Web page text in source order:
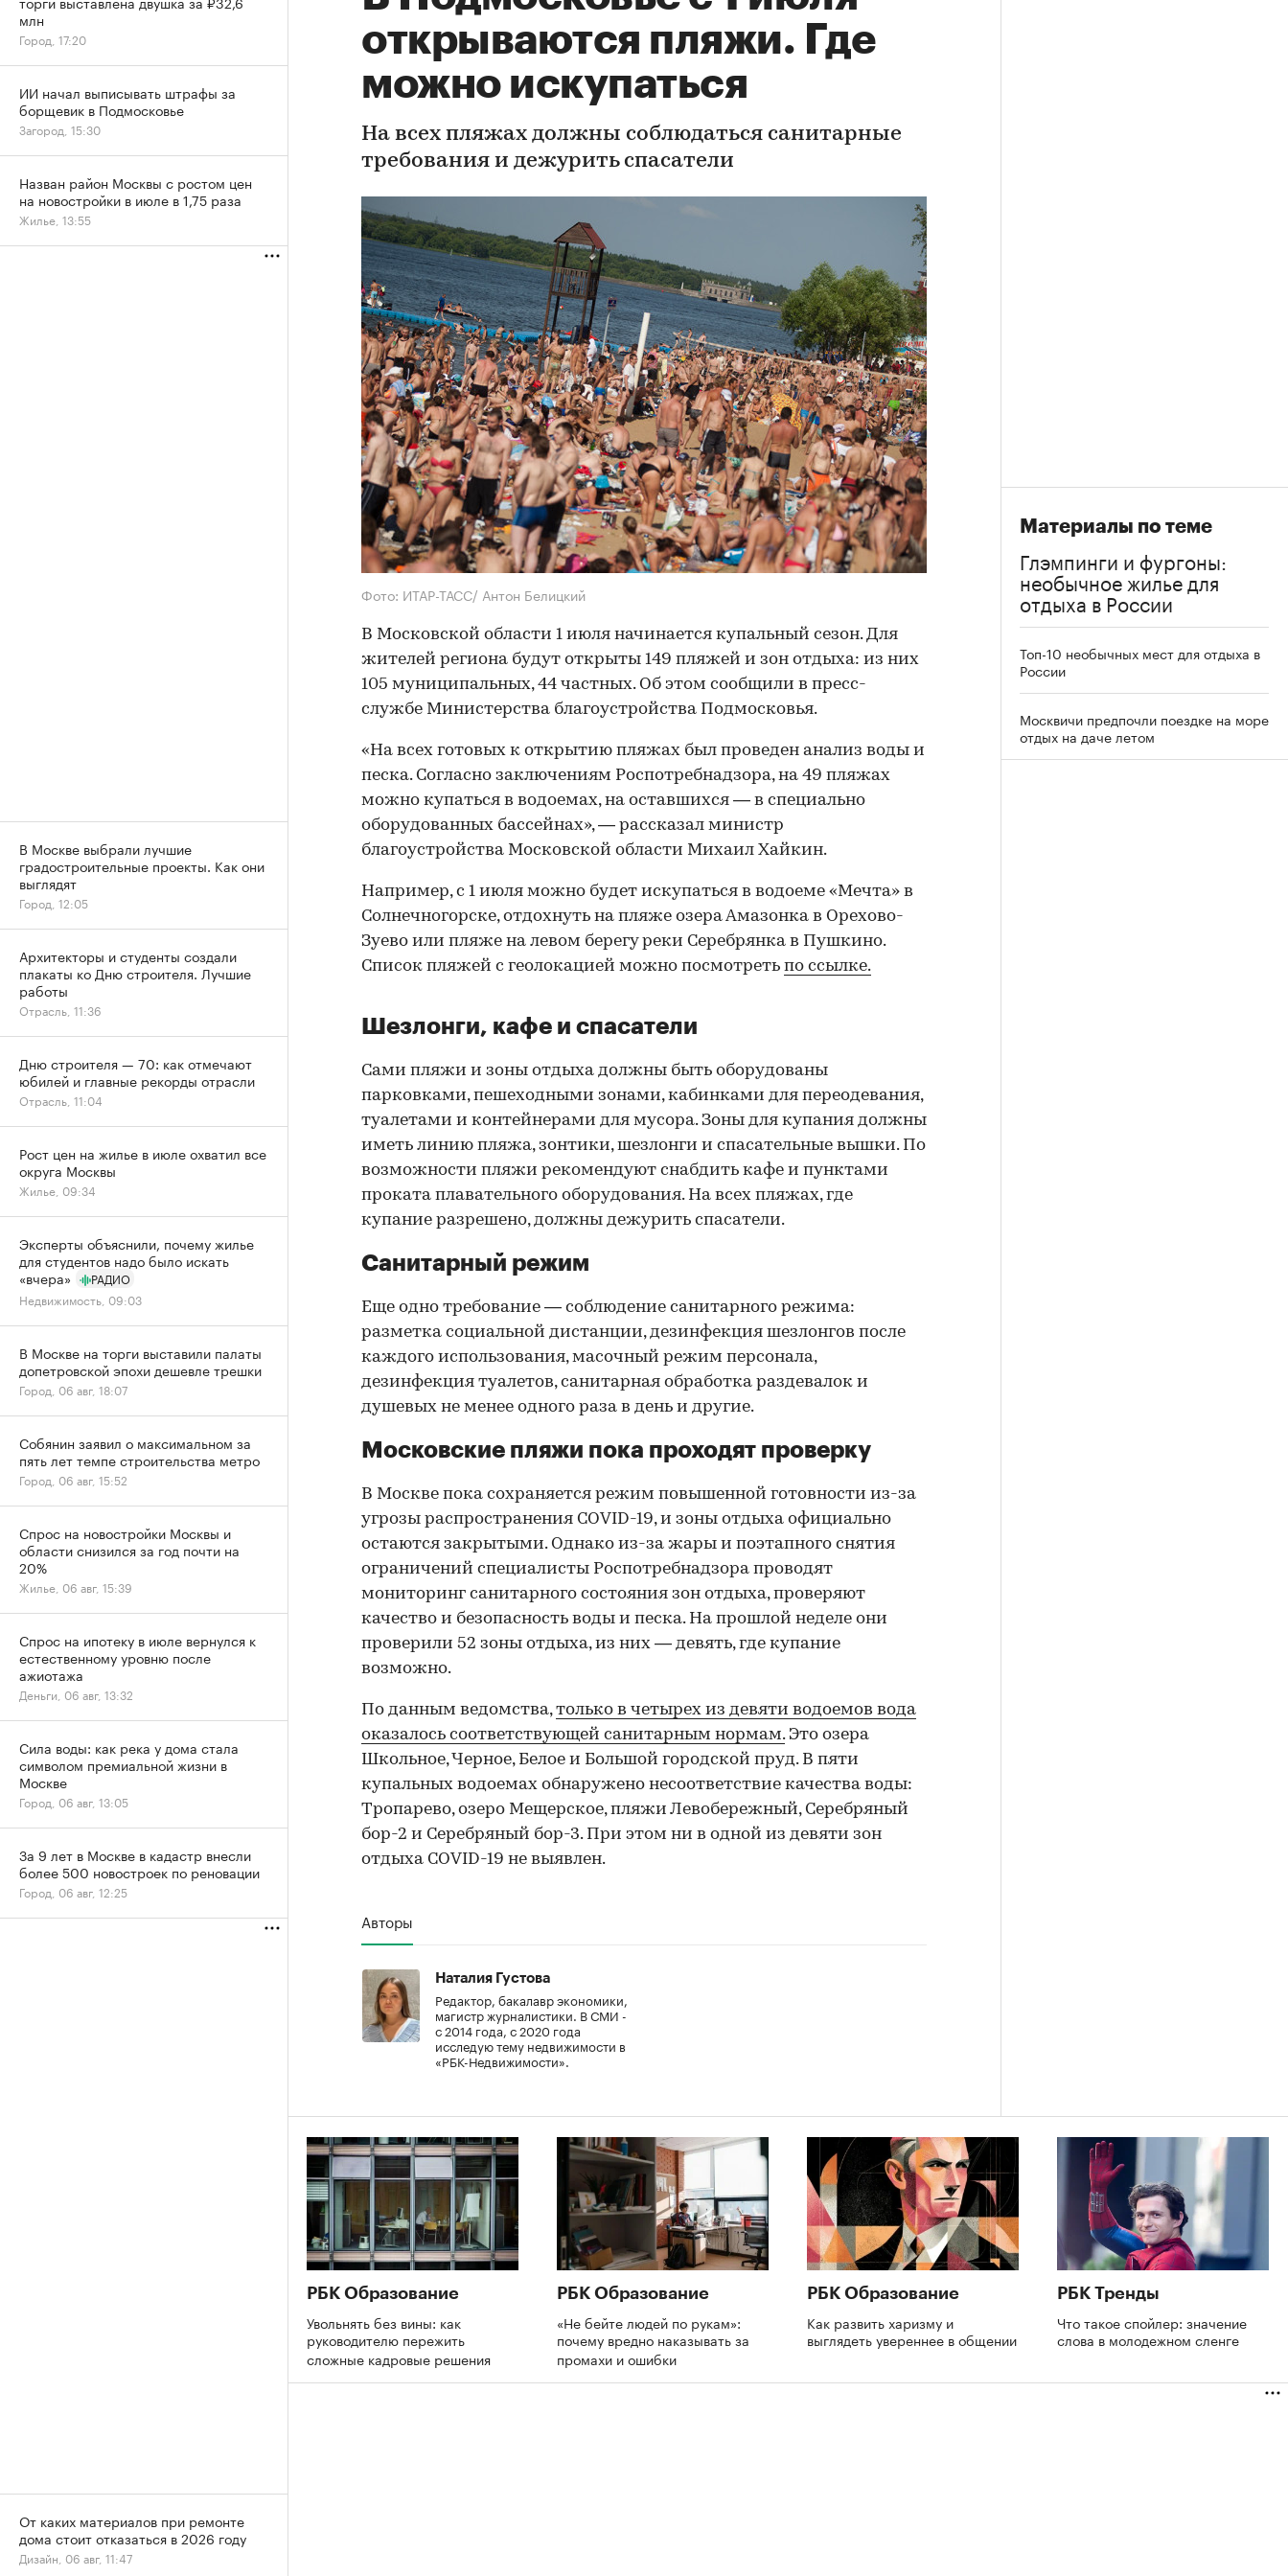
открываются пляжи. Где
можно искупаться
На всех пляжах должны соблюдаться санитарные
требования и дежурить спасатели
Фото: ИТАР-ТАСС/ Антон Белицкий
В Московской области 1 июля начинается купальный сезон. Для
жителей региона будут открыты 149 пляжей и зон отдыха: из них
105 муниципальных, 44 частных. Об этом сообщили в пресс-
службе Министерства благоустройства Подмосковья.
«На всех готовых к открытию пляжах был проведен анализ воды и
песка. Согласно заключениям Роспотребнадзора, на 49 пляжах
можно купаться в водоемах, на оставшихся — в специально
оборудованных бассейнах», — рассказал министр
благоустройства Московской области Михаил Хайкин.
Например, с 1 июля можно будет искупаться в водоеме «Мечта» в
Солнечногорске, отдохнуть на пляже озера Амазонка в Орехово-
Зуево или пляже на левом берегу реки Серебрянка в Пушкино.
Список пляжей с геолокацией можно посмотреть по ссылке.
Шезлонги, кафе и спасатели
Сами пляжи и зоны отдыха должны быть оборудованы
парковками, пешеходными зонами, кабинками для переодевания,
туалетами и контейнерами для мусора. Зоны для купания должны
иметь линию пляжа, зонтики, шезлонги и спасательные вышки. По
возможности пляжи рекомендуют снабдить кафе и пунктами
проката плавательного оборудования. На всех пляжах, где
купание разрешено, должны дежурить спасатели.
Санитарный режим
Еще одно требование — соблюдение санитарного режима:
разметка социальной дистанции, дезинфекция шезлонгов после
каждого использования, масочный режим персонала,
дезинфекция туалетов, санитарная обработка раздевалок и
душевых не менее одного раза в день и другие.
Московские пляжи пока проходят проверку
В Москве пока сохраняется режим повышенной готовности из-за
угрозы распространения COVID-19, и зоны отдыха официально
остаются закрытыми. Однако из-за жары и поэтапного снятия
ограничений специалисты Роспотребнадзора проводят
мониторинг санитарного состояния зон отдыха, проверяют
качество и безопасность воды и песка. На прошлой неделе они
проверили 52 зоны отдыха, из них — девять, где купание
возможно.
По данным ведомства,только в четырех из девяти водоемов вода
оказалось соответствующей санитарным нормам.Это озера
Школьное, Черное, Белое и Большой городской пруд. В пяти
купальных водоемах обнаружено несоответствие качества воды:
Тропарево, озеро Мещерское, пляжи Левобережный, Серебряный
бор-2 и Серебряный бор-3. При этом ни в одной из девяти зон
отдыха COVID-19 не выявлен.
Авторы
Наталия Густова
Редактор, бакалавр экономики,
магистр журналистики. В СМИ -
с 2014 года, с 2020 года
исследую тему недвижимости в
«РБК-Недвижимости».
Материалы по теме
Глэмпинги и фургоны:
необычное жилье для
отдыха в России
Топ-10 необычных мест для отдыха в
России
Москвичи предпочли поездке на море
отдых на даче летом
РБК Образование
Увольнять без вины: как
руководителю пережить
сложные кадровые решения
РБК Образование
«Не бейте людей по рукам»:
почему вредно наказывать за
промахи и ошибки
РБК Образование
Как развить харизму и
выглядеть увереннее в общении
РБК Тренды
Что такое спойлер: значение
слова в молодежном сленге
млн
Город, 17:20
ИИ начал выписывать штрафы за
борщевик в Подмосковье
Загород, 15:30
Назван район Москвы с ростом цен
на новостройки в июле в 1,75 раза
Жилье, 13:55
В Москве выбрали лучшие
градостроительные проекты. Как они
выглядят
Город, 12:05
Архитекторы и студенты создали
плакаты ко Дню строителя. Лучшие
работы
Отрасль, 11:36
Дню строителя — 70: как отмечают
юбилей и главные рекорды отрасли
Отрасль, 11:04
Рост цен на жилье в июле охватил все
округа Москвы
Жилье, 09:34
Эксперты объяснили, почему жилье
для студентов надо было искать
«вчера»
РАДИО
Недвижимость, 09:03
В Москве на торги выставили палаты
допетровской эпохи дешевле трешки
Город, 06 авг, 18:07
Собянин заявил о максимальном за
пять лет темпе строительства метро
Город, 06 авг, 15:52
Спрос на новостройки Москвы и
области снизился за год почти на
20%
Жилье, 06 авг, 15:39
Спрос на ипотеку в июле вернулся к
естественному уровню после
ажиотажа
Деньги, 06 авг, 13:32
Сила воды: как река у дома стала
символом премиальной жизни в
Москве
Город, 06 авг, 13:05
За 9 лет в Москве в кадастр внесли
более 500 новостроек по реновации
Город, 06 авг, 12:25
От каких материалов при ремонте
дома стоит отказаться в 2026 году
Дизайн, 06 авг, 11:47